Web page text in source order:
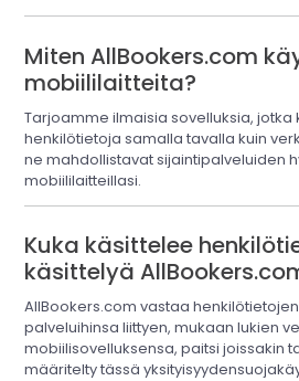
Miten AllBookers.com
mobiililaitteita?
Tarjoamme ilmaisia sovelluksia,
henkilötietoja samalla tavalla kuin
ne mahdollistavat sijaintipalveluiden
mobiililaitteillasi.
Kuka käsittelee
käsittelyä
AllBookers.com vastaa
palveluihinsa liittyen, mukaan lukien
mobiilisovelluksensa, paitsi joissakin
määritelty tässä